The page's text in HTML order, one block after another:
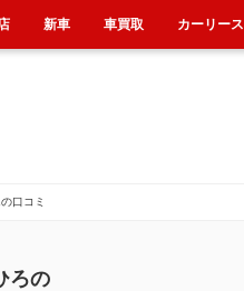
口コミ
ろの
新車 車買取 カーリース